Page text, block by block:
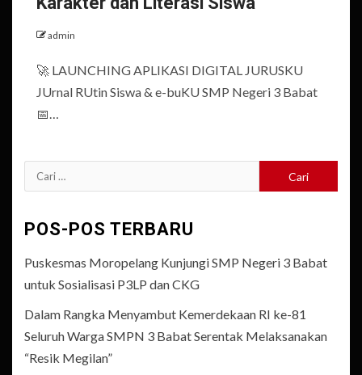
admin
🚀 LAUNCHING APLIKASI DIGITAL JURUSKU
JUrnal RUtin Siswa & e-buKU SMP Negeri 3 Babat
📅…
Cari
untuk:
POS-POS TERBARU
Puskesmas Moropelang Kunjungi SMP Negeri 3 Babat
untuk Sosialisasi P3LP dan CKG
Dalam Rangka Menyambut Kemerdekaan RI ke-81
Seluruh Warga SMPN 3 Babat Serentak Melaksanakan
“Resik Megilan”